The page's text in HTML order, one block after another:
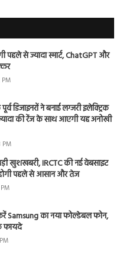
पहले से ज्यादा स्मार्ट, ChatGPT और
डिजाइनरों ने बनाई लग्जरी इलेक्ट्रिक
की रेंज के साथ आएगी यह अनोखी
PM
खुशखबरी, IRCTC की नई वेबसाइट
पहले से आसान और तेज
Samsung का नया फोल्डेबल फोन,
फायदे